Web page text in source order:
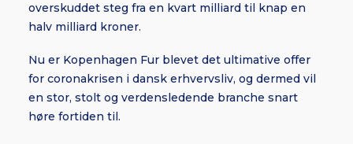
overskuddet steg fra en kvart milliard til knap en
halv milliard kroner.
Nu er Kopenhagen Fur blevet det ultimative offer
for coronakrisen i dansk erhvervsliv, og dermed vil
en stor, stolt og verdensledende branche snart
høre fortiden til.